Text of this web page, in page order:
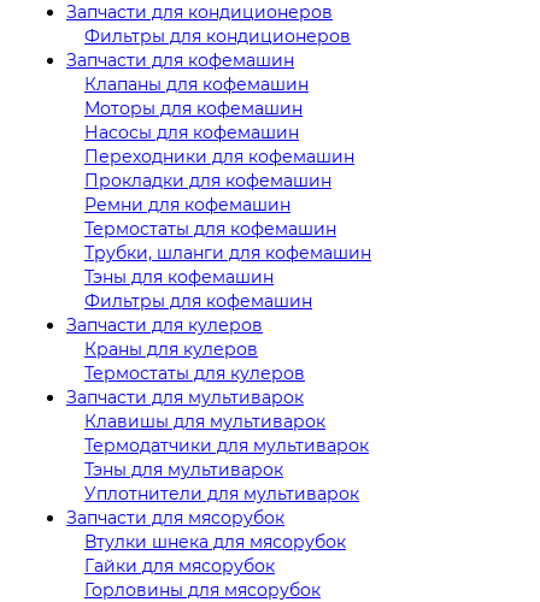
Запчасти для кондиционеров
Фильтры для кондиционеров
Запчасти для кофемашин
Клапаны для кофемашин
Моторы для кофемашин
Насосы для кофемашин
Переходники для кофемашин
Прокладки для кофемашин
Ремни для кофемашин
Термостаты для кофемашин
Трубки, шланги для кофемашин
Тэны для кофемашин
Фильтры для кофемашин
Запчасти для кулеров
Краны для кулеров
Термостаты для кулеров
Запчасти для мультиварок
Клавишы для мультиварок
Термодатчики для мультиварок
Тэны для мультиварок
Уплотнители для мультиварок
Запчасти для мясорубок
Втулки шнека для мясорубок
Гайки для мясорубок
Горловины для мясорубок